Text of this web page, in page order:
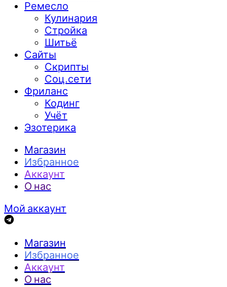
Ремесло
Кулинария
Стройка
Шитьё
Сайты
Скрипты
Соц.сети
Фриланс
Кодинг
Учёт
Эзотерика
Магазин
Избранное
Аккаунт
О нас
Мой аккаунт
Магазин
Избранное
Аккаунт
О нас